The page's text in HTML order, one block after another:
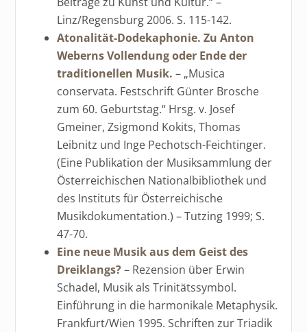
Linz/Regensburg 2006. S. 115-142.
Atonalität-Dodekaphonie. Zu Anton
Weberns Vollendung oder Ende der
traditionellen Musik. – „Musica
conservata. Festschrift Günter Brosche
zum 60. Geburtstag.“ Hrsg. v. Josef
Gmeiner, Zsigmond Kokits, Thomas
Leibnitz und Inge Pechotsch-Feichtinger.
(Eine Publikation der Musiksammlung der
Österreichischen Nationalbibliothek und
des Instituts für Österreichische
Musikdokumentation.) – Tutzing 1999; S.
47-70.
Eine neue Musik aus dem Geist des
Dreiklangs?– Rezension über Erwin
Schadel, Musik als Trinitätssymbol.
Einführung in die harmonikale Metaphysik.
Frankfurt/Wien 1995. Schriften zur Triadik